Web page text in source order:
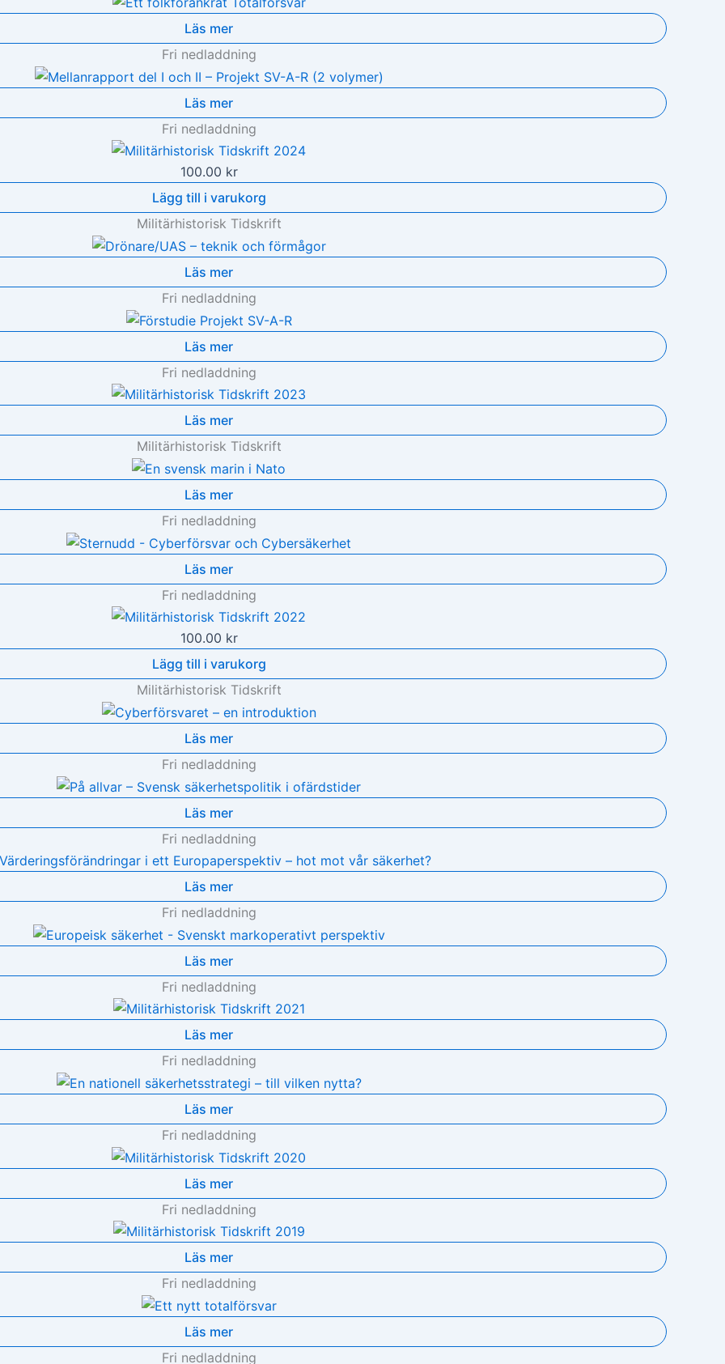
Läs mer
Fri nedladdning
Läs mer
Fri nedladdning
100.00 kr
Lägg till i varukorg
Militärhistorisk Tidskrift
Läs mer
Fri nedladdning
Läs mer
Fri nedladdning
Läs mer
Militärhistorisk Tidskrift
Läs mer
Fri nedladdning
Läs mer
Fri nedladdning
100.00 kr
Lägg till i varukorg
Militärhistorisk Tidskrift
Läs mer
Fri nedladdning
Läs mer
Fri nedladdning
Läs mer
Fri nedladdning
Läs mer
Fri nedladdning
Läs mer
Fri nedladdning
Läs mer
Fri nedladdning
Läs mer
Fri nedladdning
Läs mer
Fri nedladdning
Läs mer
Fri nedladdning